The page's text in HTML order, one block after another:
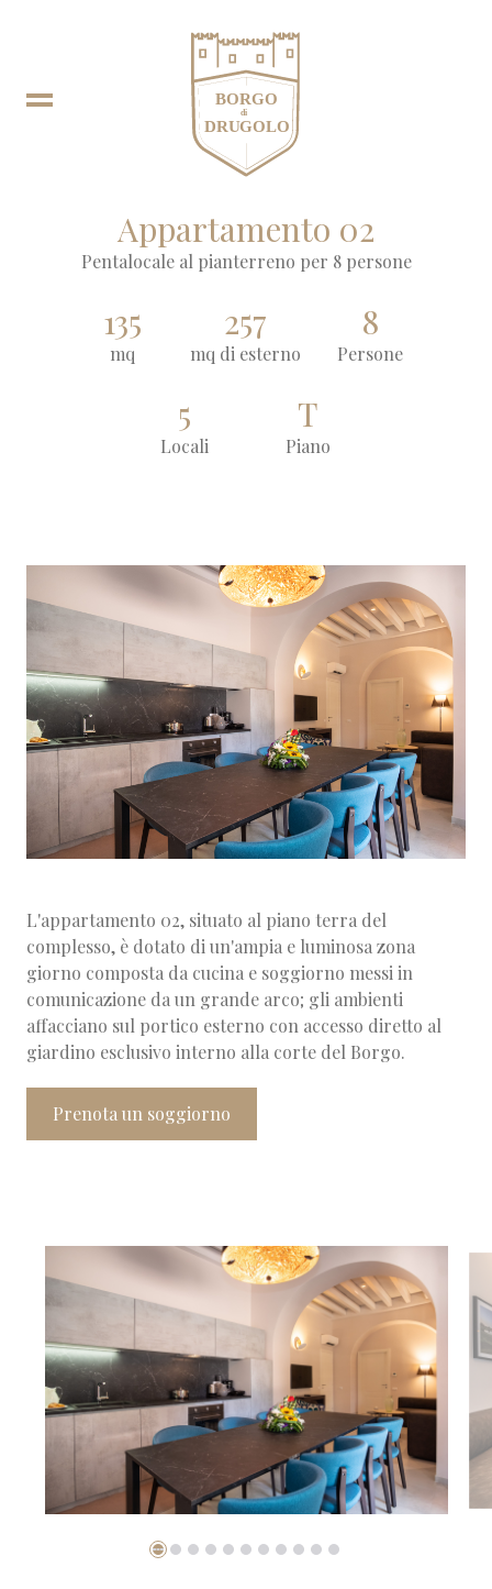
Appartamento 02
Pentalocale al pianterreno per 8 persone
135
mq
257
mq di esterno
8
Persone
5
Locali
T
Piano
L'appartamento 02, situato al piano terra del
complesso, è dotato di un'ampia e luminosa zona
giorno composta da cucina e soggiorno messi in
comunicazione da un grande arco; gli ambienti
affacciano sul portico esterno con accesso diretto al
giardino esclusivo interno alla corte del Borgo.
Prenota un soggiorno